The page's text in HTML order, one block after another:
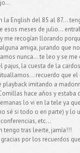
la English del 85 al 87...
esos meses de julio...
me recogían llorando
amiga, jurando que
nunca... te leo y se me
pajus, la cuesta de la
recuerdo que
playback imitando a
hace años y estaba
lo vi en la tele ya
sé si todo o en parte) y lo
etc...
tengo tras leerte, jamía!!!
por los recuerdos